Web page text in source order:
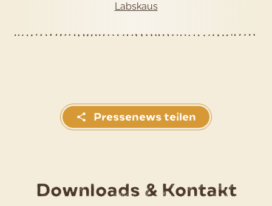
Labskaus
Pressenews teilen
Downloads & Kontakt